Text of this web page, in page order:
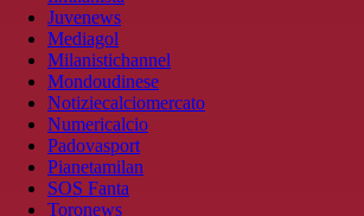
Juvenews
Mediagol
Milanistichannel
Mondoudinese
Notiziecalciomercato
Numericalcio
Padovasport
Pianetamilan
SOS Fanta
Toronews